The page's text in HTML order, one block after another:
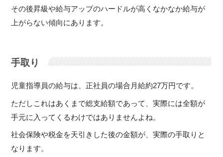
その後昇級や給与アップのハードルが高くなかなか給与が
上がらない傾向にあります。
手取り
児童指導員の給与は、正社員の場合月給約27万円です。
ただしこれはあくまで総支給額であって、実際には全額が
手元に入ってくるわけではありませんよね。
社会保険や税金を天引きした後の金額が、実際の手取りと
なります。